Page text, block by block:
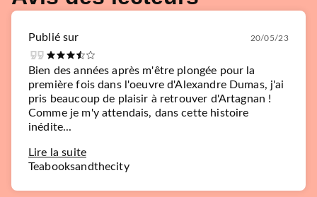
Publié sur 20/05/23
Bien des années après m'être plongée pour la
première fois dans l'oeuvre d'Alexandre Dumas, j'ai
pris beaucoup de plaisir à retrouver d'Artagnan !
Comme je m'y attendais, dans cette histoire
inédite...
Lire la suite
Teabooksandthecity